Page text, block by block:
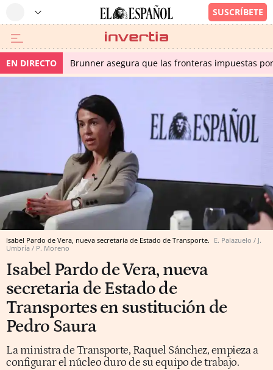
EN DIRECTO Brunner asegura que las fronteras impuestas
Isabel Pardo de Vera, nueva secretaria de Estado de Transporte. E. Palazuelo / J.
Umbría / P. Moreno
Isabel Pardo de Vera, nueva
secretaria de Estado de
Transportes en sustitución de
Pedro Saura
La ministra de Transporte, Raquel Sánchez, empieza a
configurar el núcleo duro de su equipo de trabajo.